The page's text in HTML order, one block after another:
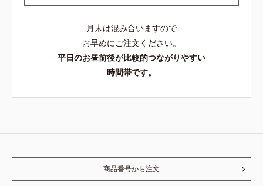
月末は混み合いますので
お早めにご注文ください。
平日のお昼前後が比較的つながりやすい
時間帯です。
商品番号から注文